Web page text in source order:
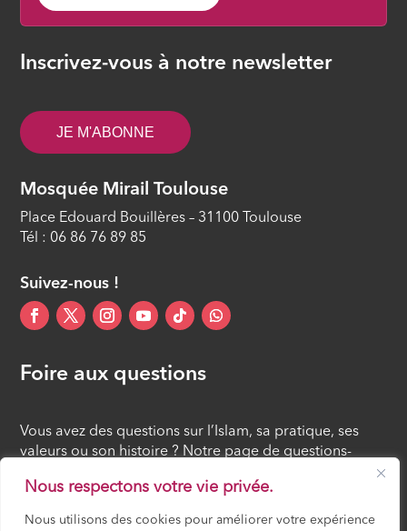
Nous respectons votre vie privée.
Nous utilisons des cookies pour améliorer votre expérience
Inscrivez-vous à notre newsletter
JE M'ABONNE
Mosquée Mirail Toulouse
Place Edouard Bouillères – 31100 Toulouse
Tél : 06 86 76 89 85
Suivez-nous !
Foire aux questions
Vous avez des questions sur l’Islam, sa pratique, ses
valeurs ou son histoire ? Notre page de questions-
réponses rassemble des réponses claires et accessibles
à tous, croyants ou simples curieux.